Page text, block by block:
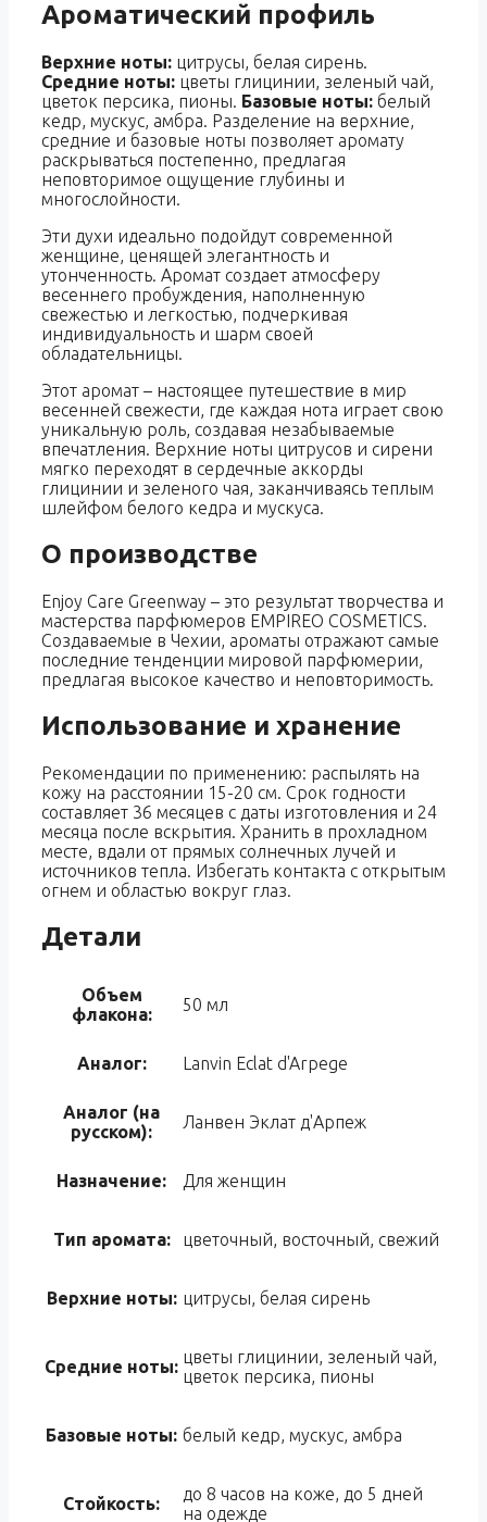
Ароматический профиль
Верхние ноты: цитрусы, белая сирень.
Средние ноты: цветы глицинии, зеленый чай,
цветок персика, пионы. Базовые ноты: белый
кедр, мускус, амбра. Разделение на верхние,
средние и базовые ноты позволяет аромату
раскрываться постепенно, предлагая
неповторимое ощущение глубины и
многослойности.
Эти духи идеально подойдут современной
женщине, ценящей элегантность и
утонченность. Аромат создает атмосферу
весеннего пробуждения, наполненную
свежестью и легкостью, подчеркивая
индивидуальность и шарм своей
обладательницы.
Этот аромат – настоящее путешествие в мир
весенней свежести, где каждая нота играет свою
уникальную роль, создавая незабываемые
впечатления. Верхние ноты цитрусов и сирени
мягко переходят в сердечные аккорды
глицинии и зеленого чая, заканчиваясь теплым
шлейфом белого кедра и мускуса.
О производстве
Enjoy Care Greenway – это результат творчества и
мастерства парфюмеров EMPIREO COSMETICS.
Создаваемые в Чехии, ароматы отражают самые
последние тенденции мировой парфюмерии,
предлагая высокое качество и неповторимость.
Использование и хранение
Рекомендации по применению: распылять на
кожу на расстоянии 15-20 см. Срок годности
составляет 36 месяцев с даты изготовления и 24
месяца после вскрытия. Хранить в прохладном
месте, вдали от прямых солнечных лучей и
источников тепла. Избегать контакта с открытым
огнем и областью вокруг глаз.
Детали
Объем
флакона:
50 мл
Аналог: Lanvin Eclat d'Arpege
Аналог (на
русском):
Ланвен Эклат д'Арпеж
Назначение: Для женщин
Тип аромата: цветочный, восточный, свежий
Верхние ноты: цитрусы, белая сирень
Средние ноты: цветы глицинии, зеленый чай,
цветок персика, пионы
Базовые ноты: белый кедр, мускус, амбра
Стойкость:
до 8 часов на коже, до 5 дней
на одежде